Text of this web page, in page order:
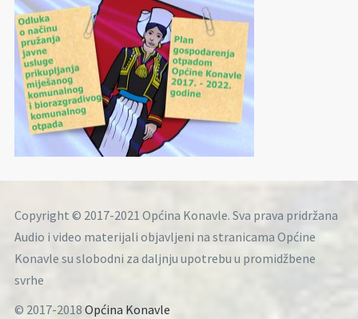
Copyright © 2017-2021 Općina Konavle. Sva prava pridržana
Audio i video materijali objavljeni na stranicama Općine
Konavle su slobodni za daljnju upotrebu u promidžbene
svrhe
© 2017-2018 Općina Konavle